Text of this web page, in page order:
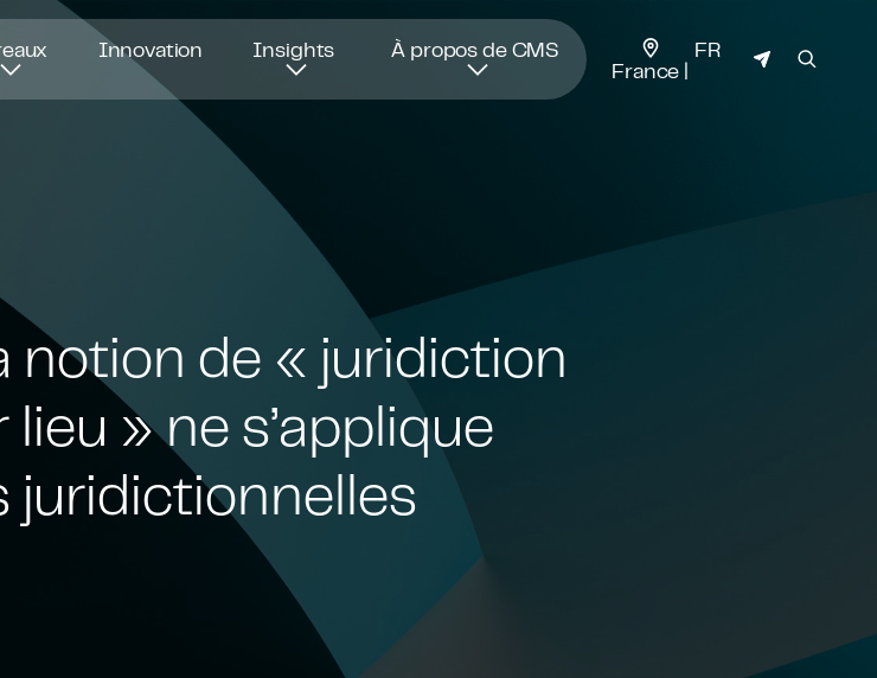
Innovation Insights À propos de CMS
JURIDICTION
France
FR
notion de « juridiction
» ne s’applique
juridictionnelles